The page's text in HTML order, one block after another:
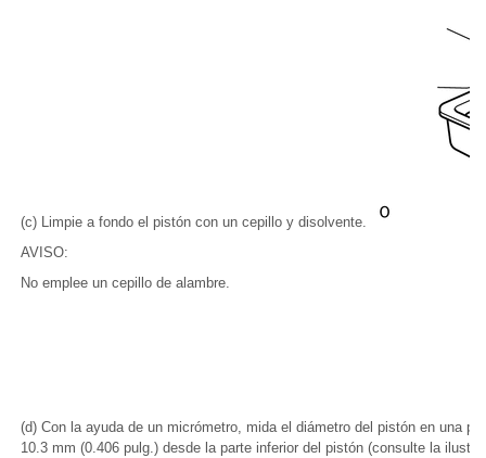
(c) Limpie a fondo el pistón con un cepillo y disolvente.
AVISO:
No emplee un cepillo de alambre.
(d) Con la ayuda de un micrómetro, mida el diámetro del pistón en una
10.3 mm (0.406 pulg.) desde la parte inferior del pistón (consulte la